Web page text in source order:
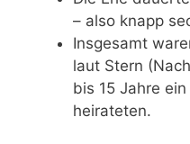
– also knapp
Insgesamt
laut Stern
bis 15 Jahre
heirateten.